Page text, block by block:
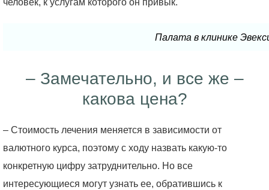
человек, к услугам которого он привык.
Палата в клинике
– Замечательно, и все же –
какова цена?
– Стоимость лечения меняется в зависимости от
валютного курса, поэтому с ходу назвать какую-то
конкретную цифру затруднительно. Но все
интересующиеся могут узнать ее, обратившись к